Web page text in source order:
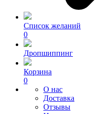
Список желаний
0
Дропшиппинг
Корзина
0
О нас
Доставка
Отзывы